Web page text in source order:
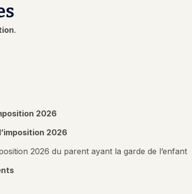
.
2026
2026
2026 du parent ayant la garde de l’enfant